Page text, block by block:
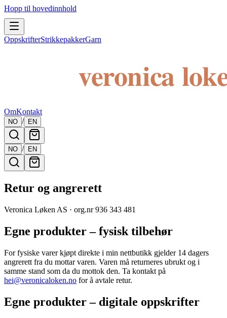
Hopp til hovedinnhold
OppskrifterStrikkepakkerGarn
OmKontakt
NO / EN
NO / EN
Retur og angrerett
Veronica Løken AS · org.nr 936 343 481
Egne produkter – fysisk tilbehør
For fysiske varer kjøpt direkte i min nettbutikk gjelder 14 dagers
angrerett fra du mottar varen. Varen må returneres ubrukt og i
samme stand som da du mottok den. Ta kontakt på
hei@veronicaloken.no for å avtale retur.
Egne produkter – digitale oppskrifter